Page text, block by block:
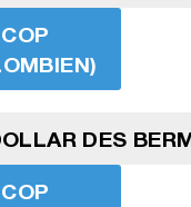
DES